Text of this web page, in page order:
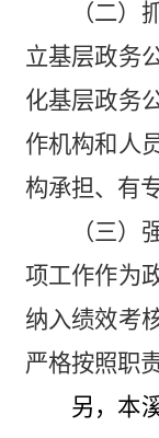
（二）
立基层政务
化基层政务
作机构和人
构承担、有
（三）
项工作作为
纳入绩效考
严格按照职
另， 本